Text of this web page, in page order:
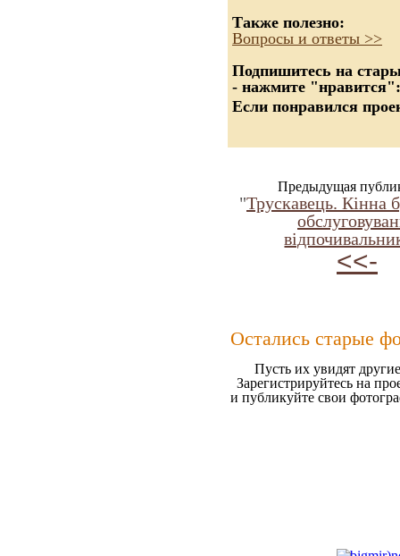
Также полезно:
Вопросы и ответы >>
Подпишитесь на
- нажмите "нравится":
Если понравился
Предыдущая
"Трускавець. Кінна
<<-
Остались старые
Пусть их увидят
Зарегистрируйтесь на
и публикуйте свои